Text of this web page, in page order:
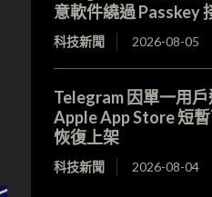
意軟件繞過 Passkey
科技新聞 2026-08-05
Telegram 因單一用
Apple App Store 短
恢復上架
科技新聞 2026-08-04